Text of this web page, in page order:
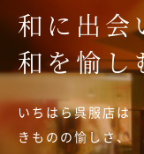
和に出会
和を愉し
いちはら呉服店は
きものの愉しさ、